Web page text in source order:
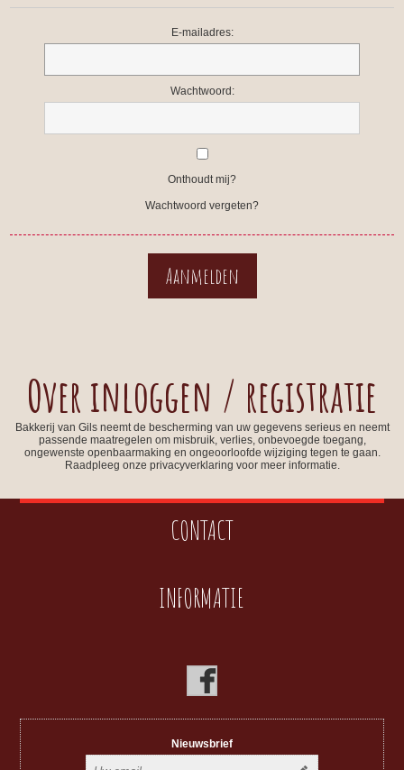
E-mailadres:
Wachtwoord:
Onthoudt mij?
Wachtwoord vergeten?
Over inloggen / registratie
Bakkerij van Gils neemt de bescherming van uw gegevens serieus en neemt
passende maatregelen om misbruik, verlies, onbevoegde toegang,
ongewenste openbaarmaking en ongeoorloofde wijziging tegen te gaan.
Raadpleeg onze privacyverklaring voor meer informatie.
CONTACT
INFORMATIE
Nieuwsbrief